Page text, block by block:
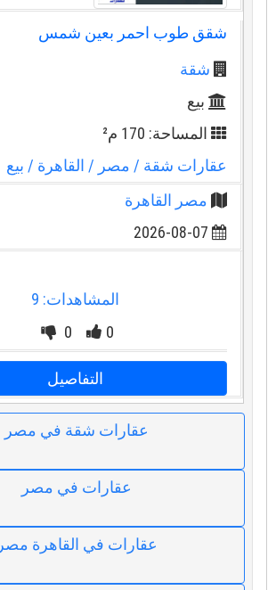
شقق طوب احمر بعين شمس
شقة
بيع
المساحة: 170 م²
عقارات شقة / مصر / القاهرة/ بيع
مصر القاهرة
2026-08-07
المشاهدات: 9
0
0
التفاصيل
عقارات شقة في مصر
عقارات في مصر
عقارات في القاهرة مصر